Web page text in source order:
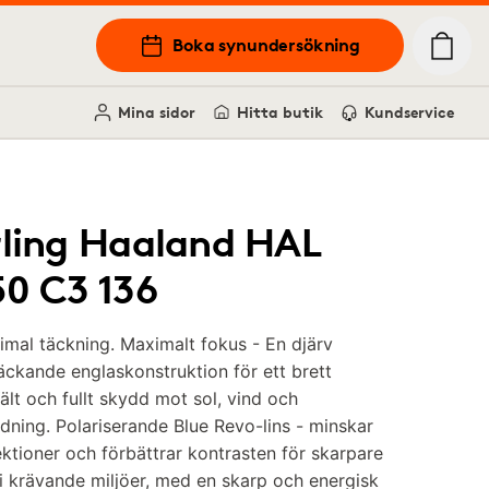
Boka synundersökning
Mina sidor Hitta butik Kundservice
Haaland HAL
C3 136
täckning. Maximalt fokus - En djärv
englaskonstruktion för ett brett
och fullt skydd mot sol, vind och
Polariserande Blue Revo-lins - minskar
och förbättrar kontrasten för skarpare
krävande miljöer, med en skarp och energisk